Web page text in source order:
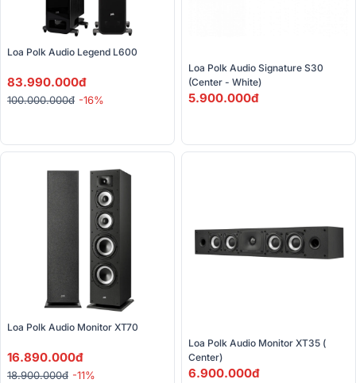
Loa Polk Audio Legend L600
83.990.000đ
100.000.000đ -16%
Loa Polk Audio Signature S30
(Center - White)
5.900.000đ
Loa Polk Audio Monitor XT70
16.890.000đ
18.900.000đ -11%
Loa Polk Audio Monitor XT35 (
Center)
6.900.000đ